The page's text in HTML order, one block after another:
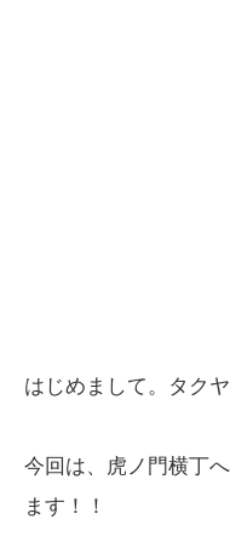
はじめまして。タクヤ
今回は、虎ノ門横丁
ます！！